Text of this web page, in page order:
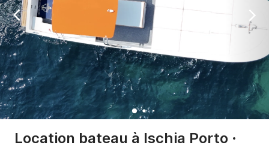
Location bateau à Ischia Porto ·